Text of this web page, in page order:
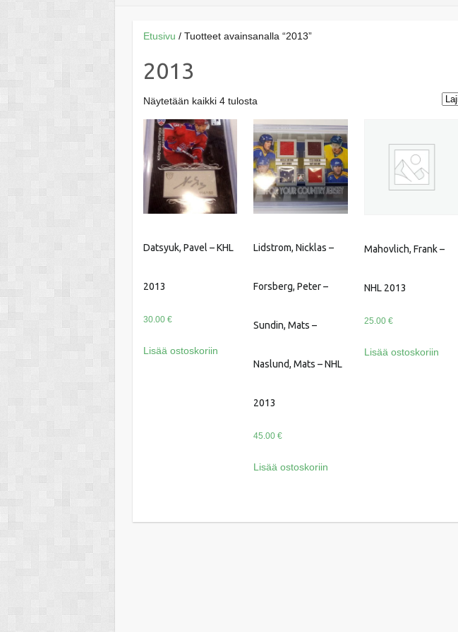
Etusivu / Tuotteet avainsanalla “2013”
2013
Näytetään kaikki 4 tulosta
Datsyuk, Pavel – KHL
2013
30.00 €
Lisää ostoskoriin
Lidstrom, Nicklas –
Forsberg, Peter –
Sundin, Mats –
Naslund, Mats – NHL
2013
45.00€
Lisää ostoskoriin
Mahovlich, Frank –
NHL 2013
25.00 €
Lisää ostoskoriin